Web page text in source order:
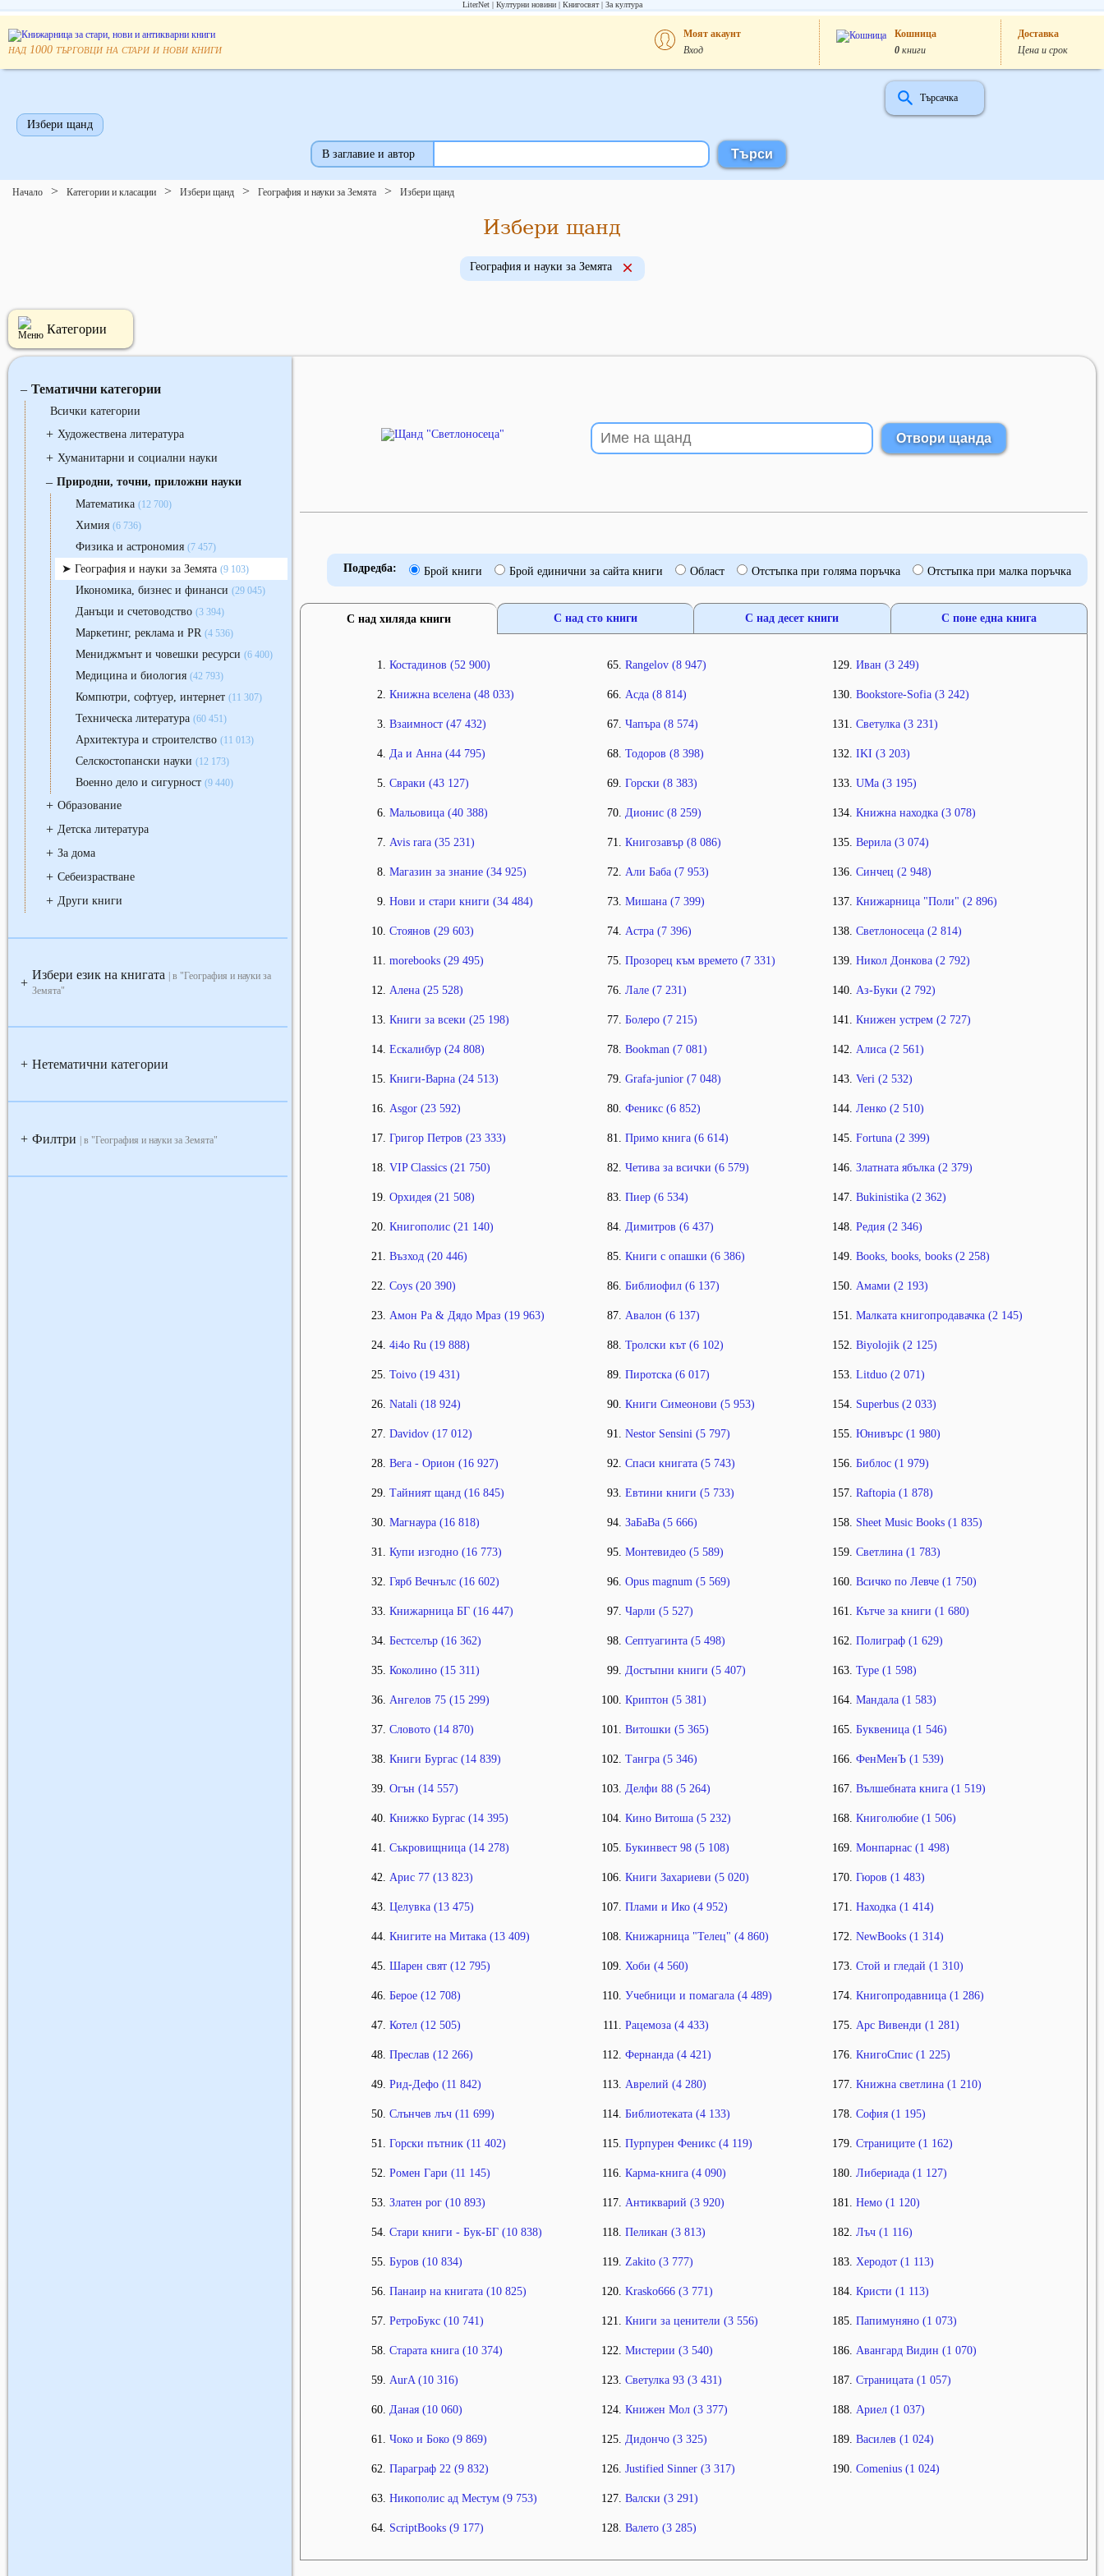
LiterNet Културни новини Книгосвят За култура
над 1000 търговци на стари и нови книги
Моят акаунт
Вход
Кошница
0 книги
Доставка
Цена и срок
Избери щанд
Търсачка
В заглавие и автор
Начало Категории и класации Избери щанд География и науки за Земята Избери щанд
Избери щанд
География и науки за Земята
Категории
‒ Тематични категории
Всички категории
+ Художествена литература
+ Хуманитарни и социални науки
‒ Природни, точни, приложни науки
Математика (12 700)
Химия (6 736)
Физика и астрономия (7 457)
География и науки за Земята (9 103)
Икономика, бизнес и финанси (29 045)
Данъци и счетоводство (3 394)
Маркетинг, реклама и PR (4 536)
Мениджмънт и човешки ресурси (6 400)
Медицина и биология (42 793)
Компютри, софтуер, интернет (11 307)
Техническа литература (60 451)
Архитектура и строителство (11 013)
Селскостопански науки (12 173)
Военно дело и сигурност (9 440)
+ Образование
+ Детска литература
+ За дома
+ Себеизрастване
+ Други книги
+
Избери език на книгата
| в "География и науки за
Земята"
+ Нетематични категории
+ Филтри | в "География и науки за Земята"
Подредба Брой книги Брой единични за сайта книги Област Отстъпка при голяма поръчка Отстъпка при малка поръчка
С над хиляда книги С над сто книги С над десет книги С поне една книга
Костадинов (52 900)
Книжна вселена (48 033)
Взаимност (47 432)
Да и Анна (44 795)
Свраки (43 127)
Мальовица (40 388)
Avis rara (35 231)
Магазин за знание (34 925)
Нови и стари книги (34 484)
Стоянов (29 603)
morebooks (29 495)
Алена (25 528)
Книги за всеки (25 198)
Ескалибур (24 808)
Книги-Варна (24 513)
Asgor (23 592)
Григор Петров (23 333)
VIP Classics (21 750)
Орхидея (21 508)
Книгополис (21 140)
Възход (20 446)
Coys (20 390)
Амон Ра & Дядо Мраз (19 963)
4i4o Ru (19 888)
Toivo (19 431)
Natali (18 924)
Davidov (17 012)
Вега - Орион (16 927)
Тайният щанд (16 845)
Магнаура (16 818)
Купи изгодно (16 773)
Гярб Вечнълс (16 602)
Книжарница БГ (16 447)
Бестселър (16 362)
Коколино (15 311)
Ангелов 75 (15 299)
Словото (14 870)
Книги Бургас (14 839)
Огън (14 557)
Книжко Бургас (14 395)
Съкровищница (14 278)
Арис 77 (13 823)
Целувка (13 475)
Книгите на Митака (13 409)
Шарен свят (12 795)
Берое (12 708)
Котел (12 505)
Преслав (12 266)
Рид-Дефо (11 842)
Слънчев лъч (11 699)
Горски пътник (11 402)
Ромен Гари (11 145)
Златен рог (10 893)
Стари книги - Бук-БГ (10 838)
Буров (10 834)
Панаир на книгата (10 825)
РетроБукс (10 741)
Старата книга (10 374)
AurA (10 316)
Даная (10 060)
Чоко и Боко (9 869)
Параграф 22 (9 832)
Никополис ад Местум (9 753)
ScriptBooks (9 177)
Rangelov (8 947)
Асда (8 814)
Чапъра (8 574)
Тодоров (8 398)
Горски (8 383)
Дионис (8 259)
Книгозавър (8 086)
Али Баба (7 953)
Мишана (7 399)
Астра (7 396)
Прозорец към времето (7 331)
Лале (7 231)
Болеро (7 215)
Bookman (7 081)
Grafa-junior (7 048)
Феникс (6 852)
Примо книга (6 614)
Четива за всички (6 579)
Пиер (6 534)
Димитров (6 437)
Книги с опашки (6 386)
Библиофил (6 137)
Авалон (6 137)
Тролски кът (6 102)
Пиротска (6 017)
Книги Симеонови (5 953)
Nestor Sensini (5 797)
Спаси книгата (5 743)
Евтини книги (5 733)
ЗаБаВа (5 666)
Монтевидео (5 589)
Opus magnum (5 569)
Чарли (5 527)
Септуагинта (5 498)
Достъпни книги (5 407)
Криптон (5 381)
Витошки (5 365)
Тангра (5 346)
Делфи 88 (5 264)
Кино Витоша (5 232)
Букинвест 98 (5 108)
Книги Захариеви (5 020)
Плами и Ико (4 952)
Книжарница "Телец" (4 860)
Хоби (4 560)
Учебници и помагала (4 489)
Рацемоза (4 433)
Фернанда (4 421)
Аврелий (4 280)
Библиотеката (4 133)
Пурпурен Феникс (4 119)
Карма-книга (4 090)
Антикварий (3 920)
Пеликан (3 813)
Zakito (3 777)
Krasko666 (3 771)
Книги за ценители (3 556)
Мистерии (3 540)
Светулка 93 (3 431)
Книжен Мол (3 377)
Дидончо (3 325)
Justified Sinner (3 317)
Валски (3 291)
Валето (3 285)
Иван (3 249)
Bookstore-Sofia (3 242)
Светулка (3 231)
IKI (3 203)
UMa (3 195)
Книжна находка (3 078)
Верила (3 074)
Синчец (2 948)
Книжарница "Поли" (2 896)
Светлоносеца (2 814)
Никол Донкова (2 792)
Аз-Буки (2 792)
Книжен устрем (2 727)
Алиса (2 561)
Veri (2 532)
Ленко (2 510)
Fortuna (2 399)
Златната ябълка (2 379)
Bukinistika (2 362)
Редия (2 346)
Books, books, books (2 258)
Амами (2 193)
Малката книгопродавачка (2 145)
Biyolojik (2 125)
Litduo (2 071)
Superbus (2 033)
Юнивърс (1 980)
Библос (1 979)
Raftopia (1 878)
Sheet Music Books (1 835)
Светлина (1 783)
Всичко по Левче (1 750)
Кътче за книги (1 680)
Полиграф (1 629)
Type (1 598)
Мандала (1 583)
Буквеница (1 546)
ФенМенЪ (1 539)
Вълшебната книга (1 519)
Книголюбие (1 506)
Монпарнас (1 498)
Гюров (1 483)
Находка (1 414)
NewBooks (1 314)
Стой и гледай (1 310)
Книгопродавница (1 286)
Арс Вивенди (1 281)
КнигоСпис (1 225)
Книжна светлина (1 210)
София (1 195)
Страниците (1 162)
Либериада (1 127)
Немо (1 120)
Лъч (1 116)
Херодот (1 113)
Кристи (1 113)
Папимуняно (1 073)
Авангард Видин (1 070)
Страницата (1 057)
Ариел (1 037)
Василев (1 024)
Comenius (1 024)